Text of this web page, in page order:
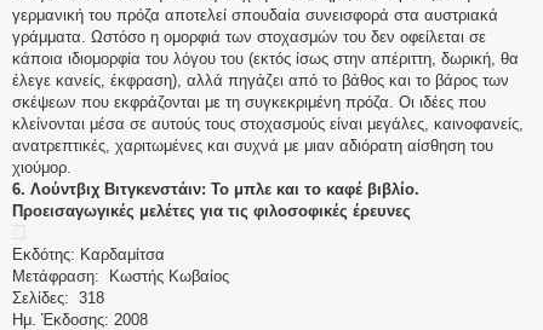
γερμανική του πρόζα αποτελεί σπουδαία συνεισφορά στα αυστριακά
γράμματα. Ωστόσο η ομορφιά των στοχασμών του δεν οφείλεται σε
κάποια ιδιομορφία του λόγου του (εκτός ίσως στην απέριττη, δωρική, θα
έλεγε κανείς, έκφραση), αλλά πηγάζει από το βάθος και το βάρος των
σκέψεων που εκφράζονται με τη συγκεκριμένη πρόζα. Οι ιδέες που
κλείνονται μέσα σε αυτούς τους στοχασμούς είναι μεγάλες, καινοφανείς,
ανατρεπτικές, χαριτωμένες και συχνά με μιαν αδιόρατη αίσθηση του
χιούμορ.
6. Λούντβιχ Βιτγκενστάιν: Το μπλε και το καφέ βιβλίο.
Προεισαγωγικές μελέτες για τις φιλοσοφικές έρευνες
Εκδότης: Καρδαμίτσα
Μετάφραση: Κωστής Κωβαίος
Σελίδες: 318
Ημ. Έκδοσης: 2008